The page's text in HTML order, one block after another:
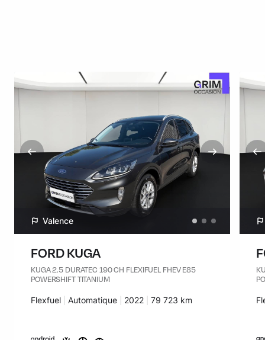
Valence
FORD KUGA
KUGA 2.5 DURATEC 190 CH FLEXIFUEL FHEV E85
POWERSHIFT TITANIUM
Carburant :
Flexfuel Transmission :
Automatique Années :
2022 Kilomètres :
79 723 km